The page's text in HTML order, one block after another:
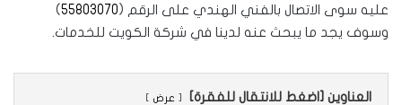
عليه سوى الاتصال بالفني الهندي على الرقم (55803070
)
وسوف يجد ما يبحث عنه لدينا في شركة الكويت للخدمات.
العناوين [اضغط للانتقال للفقرة] عرض